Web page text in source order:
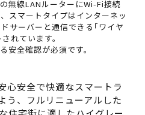
無線LANルーターにWi-Fi接続
スマートタイプはインターネッ
サーバーと通信できる｢ワイヤ
れています。
全確認が必須です。
安全で快適なスマートラ
う、フルリニューアルした